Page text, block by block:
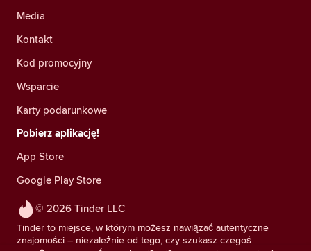
© 2026 Tinder LLC
Tinder to miejsce, w którym możesz nawiązać autentyczne
znajomości – niezależnie od tego, czy szukasz czegoś
Media
Kontakt
Kod promocyjny
Wsparcie
Karty podarunkowe
Pobierz aplikację!
App Store
Google Play Store